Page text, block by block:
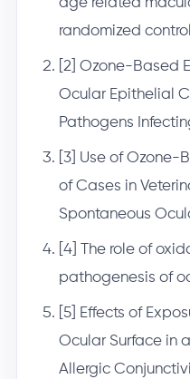
age related
randomized
[2] Ozone-Based
Ocular Epithelial
Pathogens
[3] Use of Ozone-
of Cases in
Spontaneous
[4] The role of
pathogenesis of
[5] Effects of
Ocular Surface in
Allergic